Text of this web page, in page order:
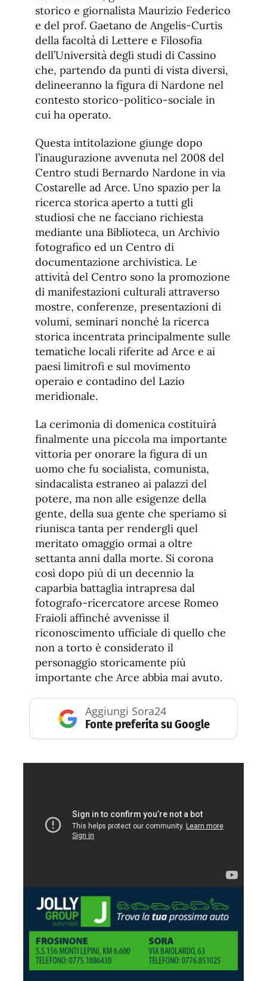
storico e giornalista Maurizio Federico
e del prof. Gaetano de Angelis-Curtis
della facoltà di Lettere e Filosofia
dell’Università degli studi di Cassino
che, partendo da punti di vista diversi,
delineeranno la figura di Nardone nel
contesto storico-politico-sociale in
cui ha operato.
Questa intitolazione giunge dopo
l’inaugurazione avvenuta nel 2008 del
Centro studi Bernardo Nardone in via
Costarelle ad Arce. Uno spazio per la
ricerca storica aperto a tutti gli
studiosi che ne facciano richiesta
mediante una Biblioteca, un Archivio
fotografico ed un Centro di
documentazione archivistica. Le
attività del Centro sono la promozione
di manifestazioni culturali attraverso
mostre, conferenze, presentazioni di
volumi, seminari nonché la ricerca
storica incentrata principalmente sulle
tematiche locali riferite ad Arce e ai
paesi limitrofi e sul movimento
operaio e contadino del Lazio
meridionale.
La cerimonia di domenica costituirà
finalmente una piccola ma importante
vittoria per onorare la figura di un
uomo che fu socialista, comunista,
sindacalista estraneo ai palazzi del
potere, ma non alle esigenze della
gente, della sua gente che speriamo si
riunisca tanta per rendergli quel
meritato omaggio ormai a oltre
settanta anni dalla morte. Si corona
così dopo più di un decennio la
caparbia battaglia intrapresa dal
fotografo-ricercatore arcese Romeo
Fraioli affinché avvenisse il
riconoscimento ufficiale di quello che
non a torto è considerato il
personaggio storicamente più
importante che Arce abbia mai avuto.
Aggiungi Sora24
Fonte preferita su Google